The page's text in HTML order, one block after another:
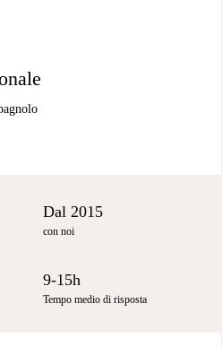
Dal 2015
con noi
9-15h
Tempo medio di risposta